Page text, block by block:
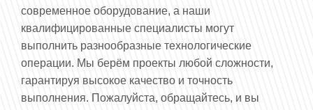
современное оборудование, а наши
квалифицированные специалисты могут
выполнить разнообразные технологические
операции. Мы берём проекты любой сложности,
гарантируя высокое качество и точность
выполнения. Пожалуйста, обращайтесь, и вы